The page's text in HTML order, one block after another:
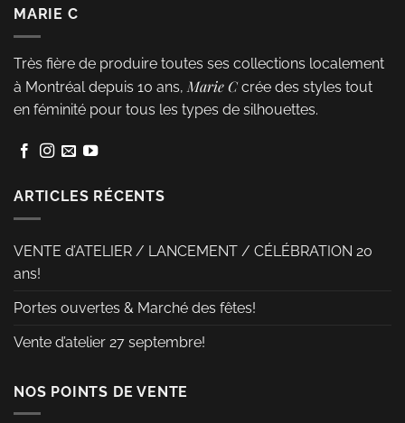
plusieurs
choisies
la
produit
MARIE C
Très fière de produire toutes ses collections localement
à Montréal depuis 10 ans, Marie Ccrée des styles tout
en féminité pour tous les types de silhouettes.
ARTICLES RÉCENTS
VENTE d’ATELIER / LANCEMENT / CÉLÉBRATION 20
ans!
Portes ouvertes & Marché des fêtes!
Vente d’atelier 27 septembre!
NOS POINTS DE VENTE